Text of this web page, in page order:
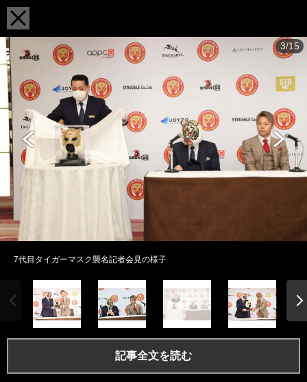
3/15
7代目タイガーマスク襲名記者会見の様子
記事全文を読む